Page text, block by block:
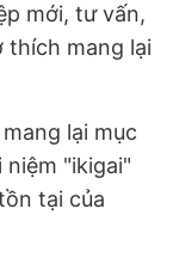
mới, tư vấn,
thích mang lại
lại mục
"ikigai"
tại của